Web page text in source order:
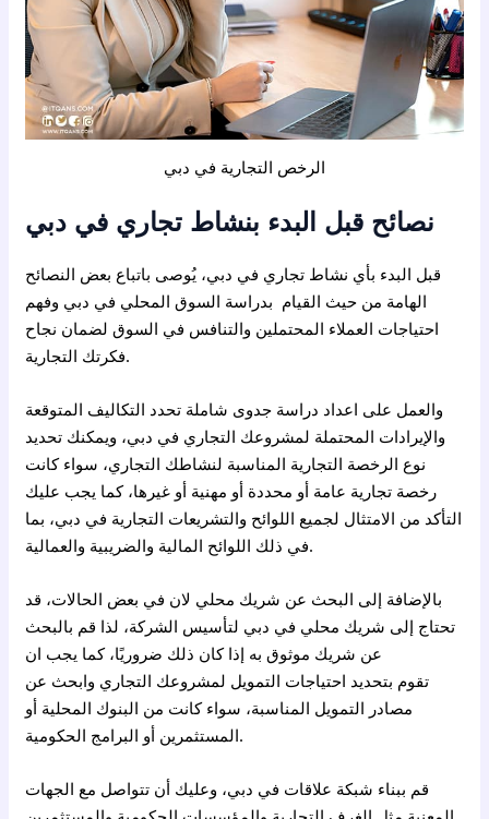
الرخص التجارية في دبي
نصائح قبل البدء بنشاط تجاري في دبي
قبل البدء بأي نشاط تجاري في دبي، يُوصى باتباع بعض النصائح
الهامة من حيث القيام بدراسة السوق المحلي في دبي وفهم
احتياجات العملاء المحتملين والتنافس في السوق لضمان نجاح
فكرتك التجارية.
والعمل على اعداد دراسة جدوى شاملة تحدد التكاليف المتوقعة
والإيرادات المحتملة لمشروعك التجاري في دبي، ويمكنك تحديد
نوع الرخصة التجارية المناسبة لنشاطك التجاري، سواء كانت
رخصة تجارية عامة أو محددة أو مهنية أو غيرها، كما يجب عليك
التأكد من الامتثال لجميع اللوائح والتشريعات التجارية في دبي، بما
في ذلك اللوائح المالية والضريبية والعمالية.
بالإضافة إلى البحث عن شريك محلي لان في بعض الحالات، قد
تحتاج إلى شريك محلي في دبي لتأسيس الشركة، لذا قم بالبحث
عن شريك موثوق به إذا كان ذلك ضروريًا، كما يجب ان
تقوم بتحديد احتياجات التمويل لمشروعك التجاري وابحث عن
مصادر التمويل المناسبة، سواء كانت من البنوك المحلية أو
المستثمرين أو البرامج الحكومية.
قم ببناء شبكة علاقات في دبي، وعليك أن تتواصل مع الجهات